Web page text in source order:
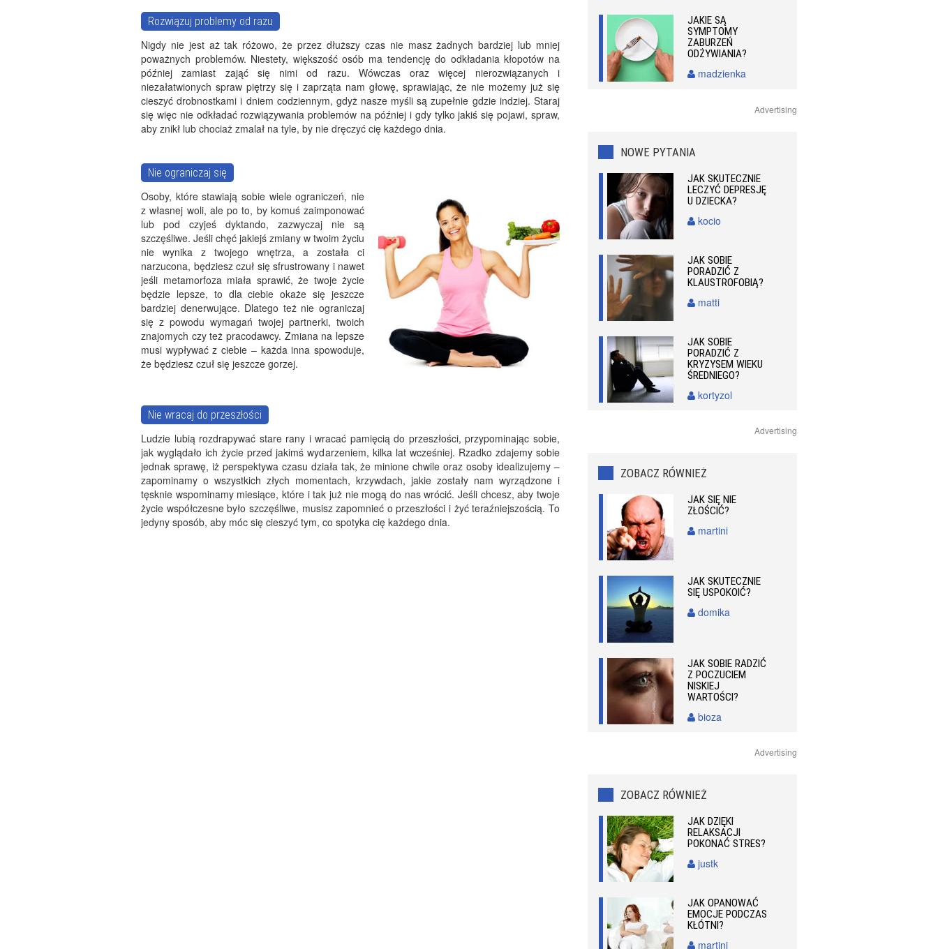
Rozwiązuj problemy od razu
Nigdy nie jest aż tak różowo, że przez dłuższy czas nie masz żadnych bardziej lub mniej
poważnych problemów. Niestety, większość osób ma tendencję do odkładania kłopotów na
później zamiast zająć się nimi od razu. Wówczas oraz więcej nierozwiązanych i
niezałatwionych spraw piętrzy się i zaprząta nam głowę, sprawiając, że nie możemy już się
cieszyć drobnostkami i dniem codziennym, gdyż nasze myśli są zupełnie gdzie indziej. Staraj
się więc nie odkładać rozwiązywania problemów na później i gdy tylko jakiś się pojawi, spraw,
aby znikł lub chociaż zmalał na tyle, by nie dręczyć cię każdego dnia.
Nie ograniczaj się
Osoby, które stawiają sobie wiele ograniczeń, nie
z własnej woli, ale po to, by komuś zaimponować
lub pod czyjeś dyktando, zazwyczaj nie są
szczęśliwe. Jeśli chęć jakiejś zmiany w twoim życiu
nie wynika z twojego wnętrza, a została ci
narzucona, będziesz czuł się sfrustrowany i nawet
jeśli metamorfoza miała sprawić, że twoje życie
będzie lepsze, to dla ciebie okaże się jeszcze
bardziej denerwujące. Dlatego też nie ograniczaj
się z powodu wymagań twojej partnerki, twoich
znajomych czy też pracodawcy. Zmiana na lepsze
musi wypływać z ciebie – każda inna spowoduje,
że będziesz czuł się jeszcze gorzej.
Nie wracaj do przeszłości
Ludzie lubią rozdrapywać stare rany i wracać pamięcią do przeszłości, przypominając sobie,
jak wyglądało ich życie przed jakimś wydarzeniem, kilka lat wcześniej. Rzadko zdajemy sobie
jednak sprawę, iż perspektywa czasu działa tak, że minione chwile oraz osoby idealizujemy –
zapominamy o wszystkich złych momentach, krzywdach, jakie zostały nam wyrządzone i
tęsknie wspominamy miesiące, które i tak już nie mogą do nas wrócić. Jeśli chcesz, aby twoje
życie współczesne było szczęśliwe, musisz zapomnieć o przeszłości i żyć teraźniejszością. To
jedyny sposób, aby móc się cieszyć tym, co spotyka cię każdego dnia.
JAKIE SĄ
SYMPTOMY
ZABURZEŃ
ODŻYWIANIA?
madzienka
Advertising
NOWE PYTANIA
JAK SKUTECZNIE
LECZYĆ DEPRESJĘ
U DZIECKA?
kocio
JAK SOBIE
PORADZIĆ Z
KLAUSTROFOBIĄ?
matti
JAK SOBIE
PORADZIĆ Z
KRYZYSEM WIEKU
ŚREDNIEGO?
kortyzol
Advertising
ZOBACZ RÓWNIEŻ
JAK SIĘ NIE
ZŁOŚCIĆ?
martini
JAK SKUTECZNIE
SIĘ USPOKOIĆ?
domika
JAK SOBIE RADZIĆ
Z POCZUCIEM
NISKIEJ
WARTOŚCI?
bioza
Advertising
ZOBACZ RÓWNIEŻ
JAK DZIĘKI
RELAKSACJI
POKONAĆ STRES?
justk
JAK OPANOWAĆ
EMOCJE PODCZAS
KŁÓTNI?
martini